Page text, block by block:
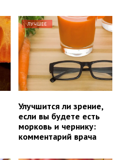
ЛУЧШЕЕ
Улучшится ли зрение,
если вы будете есть
морковь и чернику:
комментарий врача